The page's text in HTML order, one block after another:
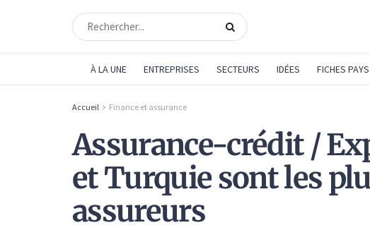
À LA UNE ENTREPRISES SECTEURS IDÉES FICHES PAYS
Accueil Finance et assurance
Assurance-crédit /
et Turquie sont les
assureurs